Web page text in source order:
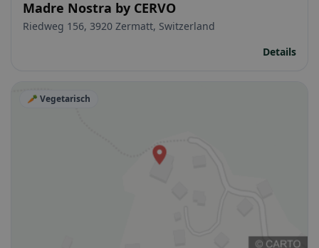
Madre Nostra by CERVO
Riedweg 156, 3920 Zermatt, Switzerland
Details
🥕 Vegetarisch